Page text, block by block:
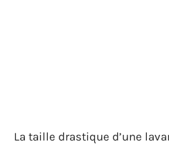
La taille drastique d’une